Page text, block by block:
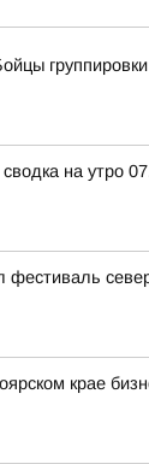
на утро
фестиваль
крае